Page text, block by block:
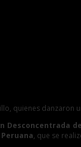
quienes danzaron
, que se